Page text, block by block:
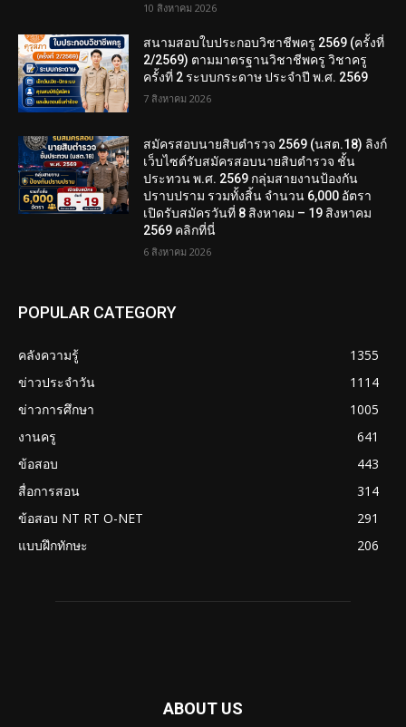
10 สิงหาคม 2026
สนามสอบใบประกอบวิชาชีพครู 2569 (ครั้งที่
2/2569) ตามมาตรฐานวิชาชีพครู วิชาครู
ครั้งที่ 2 ระบบกระดาษ ประจำปี พ.ศ. 2569
7 สิงหาคม 2026
สมัครสอบนายสิบตำรวจ 2569 (นสต.18) ลิงก์
เว็บไซต์รับสมัครสอบนายสิบตำรวจ ชั้น
ประทวน พ.ศ. 2569 กลุ่มสายงานป้องกัน
ปราบปราม รวมทั้งสิ้น จำนวน 6,000 อัตรา
เปิดรับสมัครวันที่ 8 สิงหาคม – 19 สิงหาคม
2569 คลิกที่นี่
6 สิงหาคม 2026
POPULAR CATEGORY
คลังความรู้
1355
ข่าวประจำวัน
1114
ข่าวการศึกษา
1005
งานครู
641
ข้อสอบ
443
สื่อการสอน
314
ข้อสอบ NT RT O-NET
291
แบบฝึกทักษะ
206
ABOUT US